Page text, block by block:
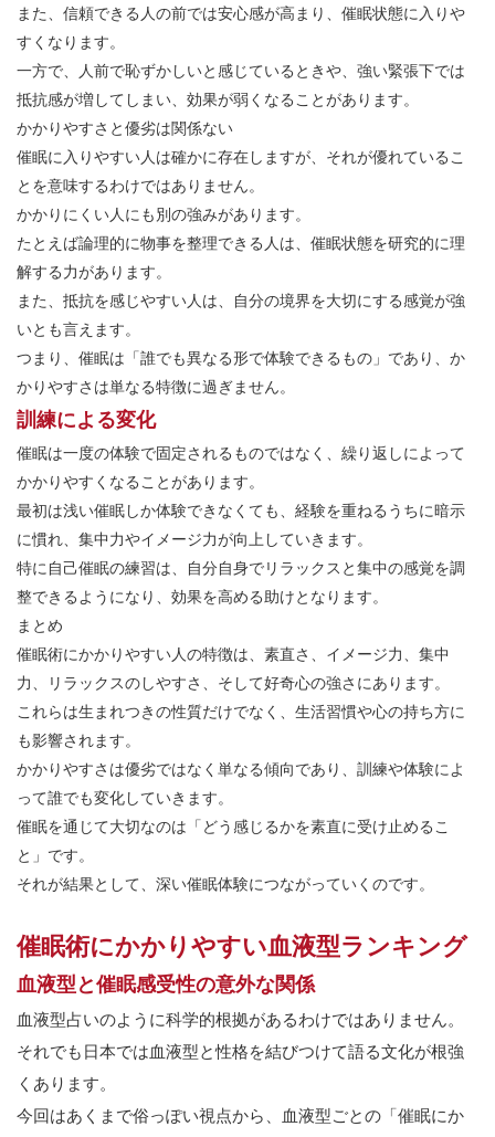
また、信頼できる人の前では安心感が高まり、催眠状態に入りや
すくなります。
一方で、人前で恥ずかしいと感じているときや、強い緊張下では
抵抗感が増してしまい、効果が弱くなることがあります。
かかりやすさと優劣は関係ない
催眠に入りやすい人は確かに存在しますが、それが優れているこ
とを意味するわけではありません。
かかりにくい人にも別の強みがあります。
たとえば論理的に物事を整理できる人は、催眠状態を研究的に理
解する力があります。
また、抵抗を感じやすい人は、自分の境界を大切にする感覚が強
いとも言えます。
つまり、催眠は「誰でも異なる形で体験できるもの」であり、か
かりやすさは単なる特徴に過ぎません。
訓練による変化
催眠は一度の体験で固定されるものではなく、繰り返しによって
かかりやすくなることがあります。
最初は浅い催眠しか体験できなくても、経験を重ねるうちに暗示
に慣れ、集中力やイメージ力が向上していきます。
特に自己催眠の練習は、自分自身でリラックスと集中の感覚を調
整できるようになり、効果を高める助けとなります。
まとめ
催眠術にかかりやすい人の特徴は、素直さ、イメージ力、集中
力、リラックスのしやすさ、そして好奇心の強さにあります。
これらは生まれつきの性質だけでなく、生活習慣や心の持ち方に
も影響されます。
かかりやすさは優劣ではなく単なる傾向であり、訓練や体験によ
って誰でも変化していきます。
催眠を通じて大切なのは「どう感じるかを素直に受け止めるこ
と」です。
それが結果として、深い催眠体験につながっていくのです。
催眠術にかかりやすい血液型ランキング
血液型と催眠感受性の意外な関係
血液型占いのように科学的根拠があるわけではありません。
それでも日本では血液型と性格を結びつけて語る文化が根強
くあります。
今回はあくまで俗っぽい視点から、血液型ごとの「催眠にか